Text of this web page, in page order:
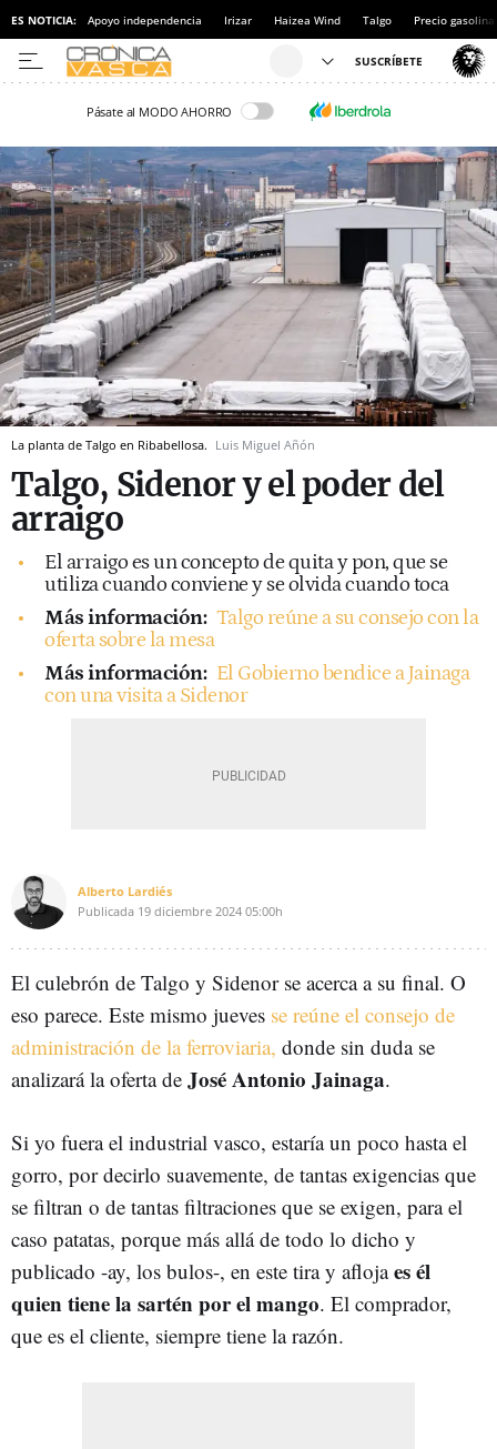
ES NOTICIA: Apoyo independencia Irizar Haizea Wind Talgo Precio gasolina
Pásate al MODO AHORRO
La planta de Talgo en Ribabellosa. Luis Miguel Añón
Talgo, Sidenor y el poder del
arraigo
El arraigo es un concepto de quita y pon, que se
utiliza cuando conviene y se olvida cuando toca
Más información: Talgo reúne a su consejo con la
oferta sobre la mesa
Más información: El Gobierno bendice a Jainaga
con una visita a Sidenor
Alberto Lardiés
Publicada 19 diciembre 2024 05:00h
El culebrón de Talgo y Sidenor se acerca a su final. O
eso parece. Este mismo jueves se reúne el consejo de
administración de la ferroviaria, donde sin duda se
analizará la oferta de José Antonio Jainaga.
Si yo fuera el industrial vasco, estaría un poco hasta el
gorro, por decirlo suavemente, de tantas exigencias que
se filtran o de tantas filtraciones que se exigen, para el
caso patatas, porque más allá de todo lo dicho y
publicado -ay, los bulos-, en este tira y aflojaes él
quien tiene la sartén por el mango. El comprador,
que es el cliente, siempre tiene la razón.